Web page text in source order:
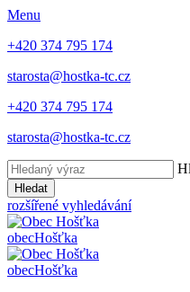
Menu
+420 374 795 174
starosta@hostka-tc.cz
+420 374 795 174
starosta@hostka-tc.cz
Hledat
rozšířené vyhledávání
obecHošťka
obecHošťka